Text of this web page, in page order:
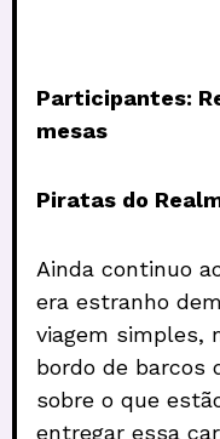
Participantes:
mesas
Piratas do
Ainda continuo
era estranho
viagem simples,
bordo de barcos
sobre o que
entregar essa